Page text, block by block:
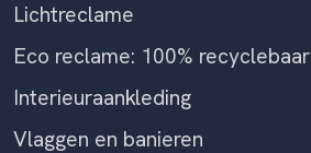
Lichtreclame
Eco reclame: 100% recyclebaar
Interieuraankleding
Vlaggen en banieren